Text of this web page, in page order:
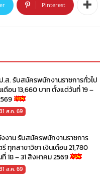
Pinterest
.ส. รับสมัครพนักงานราชการทั่วไป
ดือน 13,660 บาท ตั้งแต่วันที่ 19 –
ส.ค. 69
งาน รับสมัครพนักงานราชการ
ทุกสาขาวิชา เงินเดือน 21,780
18 – 31 สิงหาคม 2569
ส.ค. 69